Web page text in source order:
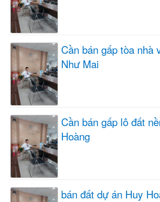
Cần bán gấp tòa nhà
Như Mai
Cần bán gấp lô đất
Hoàng
bán đất dự án Huy